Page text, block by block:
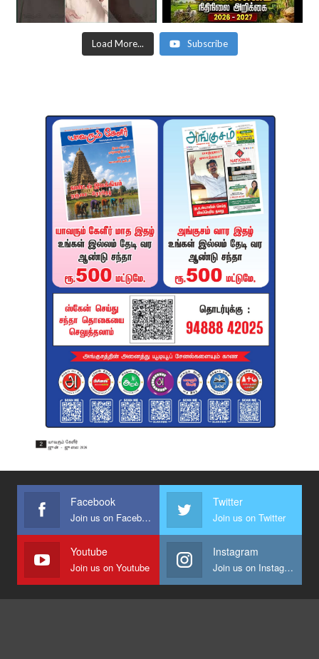
Load More... Subscribe
Facebook
Join us on Facebook
Twitter
Join us on Twitter
Youtube
Join us on Youtube
Instagram
Join us on Instagram